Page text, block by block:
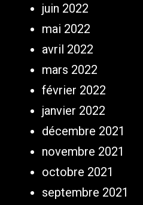
juin 2022
mai 2022
avril 2022
mars 2022
février 2022
janvier 2022
décembre 2021
novembre 2021
octobre 2021
septembre 2021